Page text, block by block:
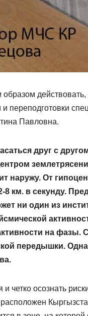
и переподготовки
Павловна.
друг с
наружу. От
км. в секунду.
ни один из
на фазы.
передышки.
четко осознать